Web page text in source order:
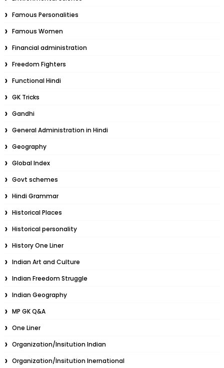
Famous Personalities
Famous Women
Financial administration
Freedom Fighters
Functional Hindi
GK Tricks
Gandhi
General Administration in Hindi
Geography
Global Index
Govt schemes
Hindi Grammar
Historical Places
Historical personality
History One Liner
Indian Art and Culture
Indian Freedom Struggle
Indian Geography
MP GK Q&A
One Liner
Organization/Insitution Indian
Organization/Insitution Inernational